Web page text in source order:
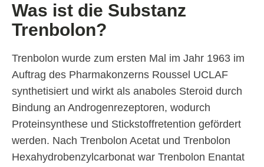
Was ist die Substanz
Trenbolon?
Trenbolon wurde zum ersten Mal im Jahr 1963 im
Auftrag des Pharmakonzerns Roussel UCLAF
synthetisiert und wirkt als anaboles Steroid durch
Bindung an Androgenrezeptoren, wodurch
Proteinsynthese und Stickstoffretention gefördert
werden. Nach Trenbolon Acetat und Trenbolon
Hexahydrobenzylcarbonat war Trenbolon Enantat